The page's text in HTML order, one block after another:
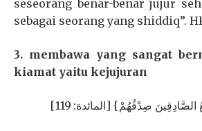
seseorang benar-benar jujur
sebagai seorang yang shiddiq”.
3. membawa yang sangat
kiamat yaitu kejujuran
صِدْقُهُمْ} [المائدة: 119]